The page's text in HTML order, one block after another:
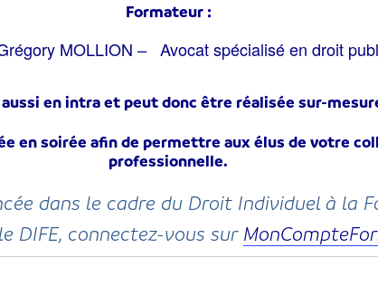
Formateur :
MOLLION – Avocat spécialisé en droit
en intra et peut donc être réalisée sur-
en soirée afin de permettre aux élus de votre
professionnelle.
dans le cadre du Droit Individuel à la
DIFE, connectez-vous sur